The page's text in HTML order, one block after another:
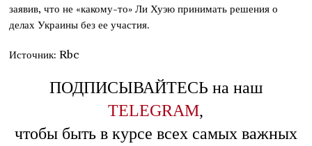
заявив, что не «какому-то» Ли Хуэю принимать решения о
делах Украины без ее участия.
Источник: Rbc
ПОДПИСЫВАЙТЕСЬ на наш
TELEGRAM,
чтобы быть в курсе всех самых важных